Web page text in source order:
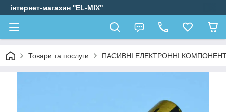
інтернет-магазин ''EL-MIX"
Товари та послуги ПАСИВНІ ЕЛЕКТРОННІ